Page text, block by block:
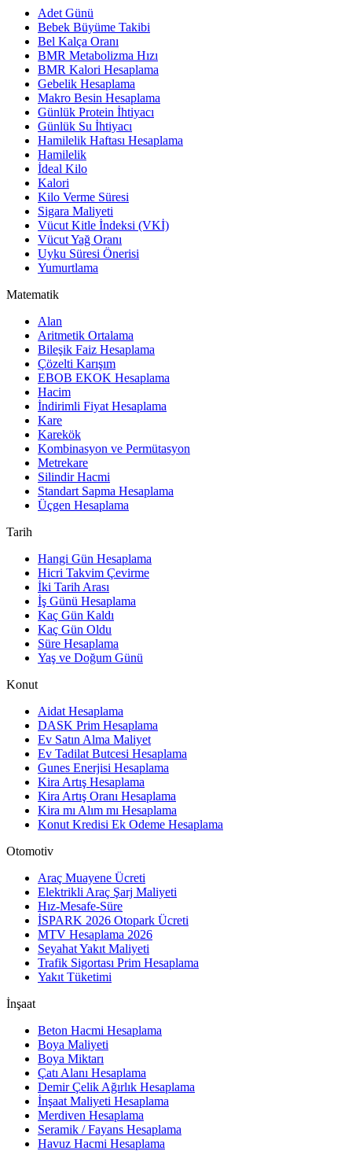
Adet Günü
Bebek Büyüme Takibi
Bel Kalça Oranı
BMR Metabolizma Hızı
BMR Kalori Hesaplama
Gebelik Hesaplama
Makro Besin Hesaplama
Günlük Protein İhtiyacı
Günlük Su İhtiyacı
Hamilelik Haftası Hesaplama
Hamilelik
İdeal Kilo
Kalori
Kilo Verme Süresi
Sigara Maliyeti
Vücut Kitle İndeksi (VKİ)
Vücut Yağ Oranı
Uyku Süresi Önerisi
Yumurtlama
Matematik
Alan
Aritmetik Ortalama
Bileşik Faiz Hesaplama
Çözelti Karışım
EBOB EKOK Hesaplama
Hacim
İndirimli Fiyat Hesaplama
Kare
Karekök
Kombinasyon ve Permütasyon
Metrekare
Silindir Hacmi
Standart Sapma Hesaplama
Üçgen Hesaplama
Tarih
Hangi Gün Hesaplama
Hicri Takvim Çevirme
İki Tarih Arası
İş Günü Hesaplama
Kaç Gün Kaldı
Kaç Gün Oldu
Süre Hesaplama
Yaş ve Doğum Günü
Konut
Aidat Hesaplama
DASK Prim Hesaplama
Ev Satın Alma Maliyet
Ev Tadilat Butcesi Hesaplama
Gunes Enerjisi Hesaplama
Kira Artış Hesaplama
Kira Artış Oranı Hesaplama
Kira mı Alım mı Hesaplama
Konut Kredisi Ek Odeme Hesaplama
Otomotiv
Araç Muayene Ücreti
Elektrikli Araç Şarj Maliyeti
Hız-Mesafe-Süre
İSPARK 2026 Otopark Ücreti
MTV Hesaplama 2026
Seyahat Yakıt Maliyeti
Trafik Sigortası Prim Hesaplama
Yakıt Tüketimi
İnşaat
Beton Hacmi Hesaplama
Boya Maliyeti
Boya Miktarı
Çatı Alanı Hesaplama
Demir Çelik Ağırlık Hesaplama
İnşaat Maliyeti Hesaplama
Merdiven Hesaplama
Seramik / Fayans Hesaplama
Havuz Hacmi Hesaplama